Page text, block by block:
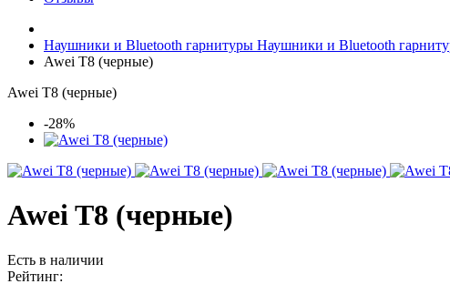
Наушники и Bluetooth гарнитуры Наушники и Bluetooth
Awei T8 (черные)
Awei T8 (черные)
-28%
Awei T8 (черные)
Есть в наличии
Рейтинг: